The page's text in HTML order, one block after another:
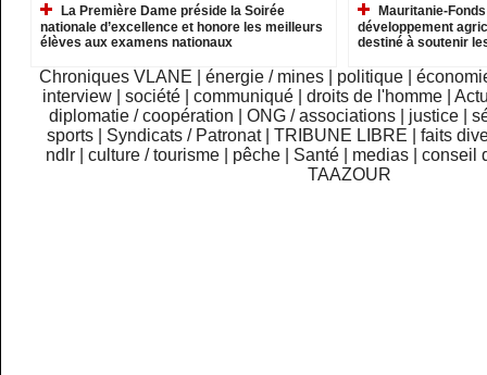
La Première Dame préside la Soirée
nationale d’excellence et honore les meilleurs
élèves aux examens nationaux
Mauritanie-
développement
destiné à soutenir
Chroniques VLANE énergie / mines politique
interview
|société |communiqué |droits de l'homme |
diplomatie / coopération
ONG / associations justice
sports
Syndicats / Patronat TRIBUNE LIBRE
faits
ndlr
|culture / tourisme pêche Santé medias |conseil
TAAZOUR